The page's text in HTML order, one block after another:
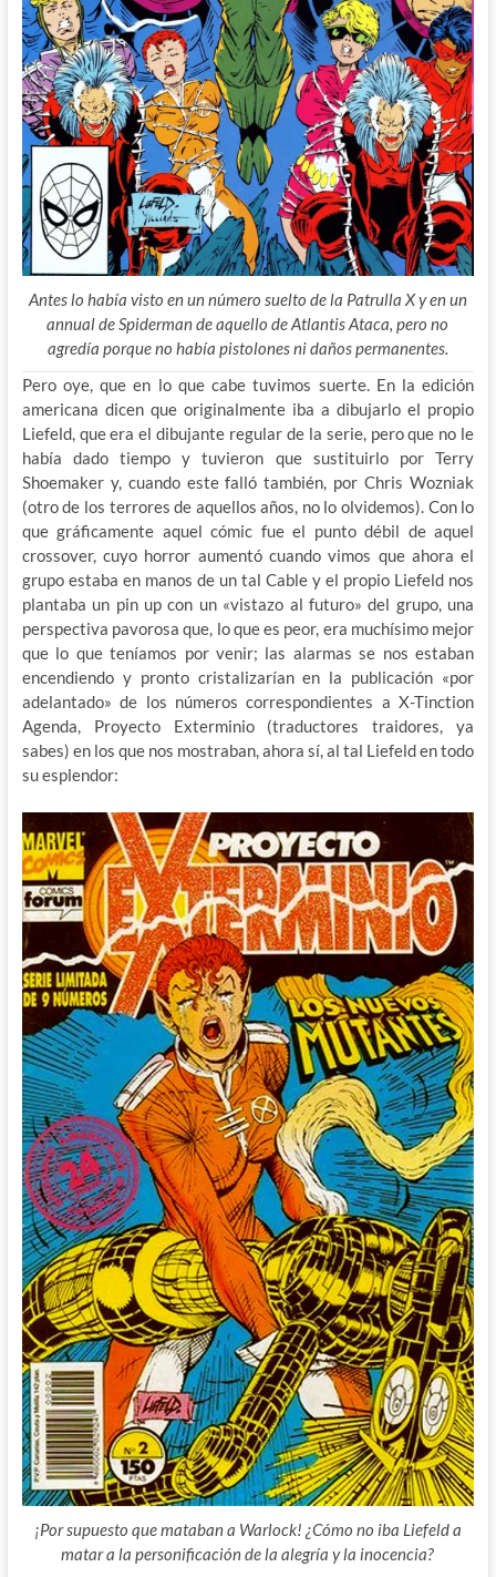
Antes lo había visto en un número suelto de la Patrulla X y en un
annual de Spiderman de aquello de Atlantis Ataca, pero no
agredía porque no había pistolones ni daños permanentes.
Pero oye, que en lo que cabe tuvimos suerte. En la edición
americana dicen que originalmente iba a dibujarlo el propio
Liefeld, que era el dibujante regular de la serie, pero que no le
había dado tiempo y tuvieron que sustituirlo por Terry
Shoemaker y, cuando este falló también, por Chris Wozniak
(otro de los terrores de aquellos años, no lo olvidemos). Con lo
que gráficamente aquel cómic fue el punto débil de aquel
crossover, cuyo horror aumentó cuando vimos que ahora el
grupo estaba en manos de un tal Cable y el propio Liefeld nos
plantaba un pin up con un «vistazo al futuro» del grupo, una
perspectiva pavorosa que, lo que es peor, era muchísimo mejor
que lo que teníamos por venir; las alarmas se nos estaban
encendiendo y pronto cristalizarían en la publicación «por
adelantado» de los números correspondientes a X-Tinction
Agenda, Proyecto Exterminio (traductores traidores, ya
sabes) en los que nos mostraban, ahora sí, al tal Liefeld en todo
su esplendor:
¡Por supuesto que mataban a Warlock! ¿Cómo no iba Liefeld a
matar a la personificación de la alegría y la inocencia?